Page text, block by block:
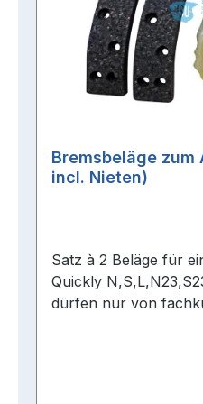
bremst. Die
sorgen für eine
Bremskraftverteilung
Sicherheit auf der
Bremsbeläge zum
incl. Nieten)
Satz à 2 Beläge für
Quickly
dürfen nur von